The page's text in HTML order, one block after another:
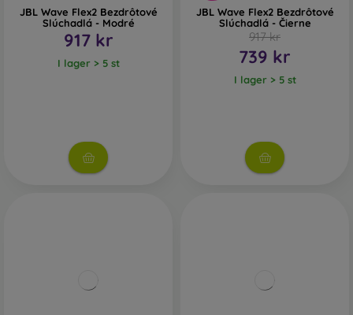
JBL Wave Flex2 Bezdrôtové
Slúchadlá - Modré
917 kr
I lager > 5 st
JBL Wave Flex2 Bezdrôtové
Slúchadlá - Čierne
917 kr
739 kr
I lager > 5 st